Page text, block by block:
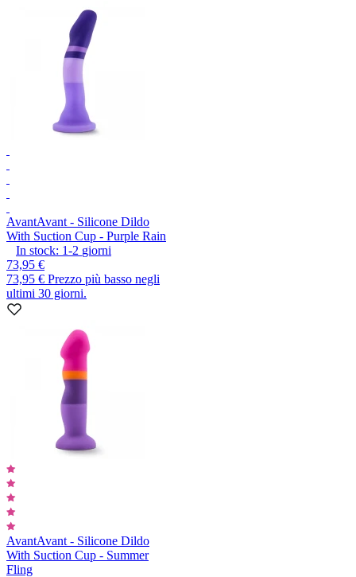
AvantAvant - Silicone Dildo
With Suction Cup - Purple Rain
In stock: 1-2 giorni
73,95 €
73,95 € Prezzo più basso negli
ultimi 30 giorni.
AvantAvant - Silicone Dildo
With Suction Cup - Summer
Fling